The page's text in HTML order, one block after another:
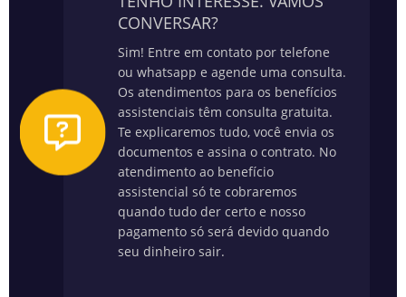
CONVERSAR?
Sim! Entre em contato por telefone
ou whatsapp e agende uma consulta.
Os atendimentos para os benefícios
assistenciais têm consulta gratuita.
Te explicaremos tudo, você envia os
documentos e assina o contrato. No
atendimento ao benefício
assistencial só te cobraremos
quando tudo der certo e nosso
pagamento só será devido quando
seu dinheiro sair.